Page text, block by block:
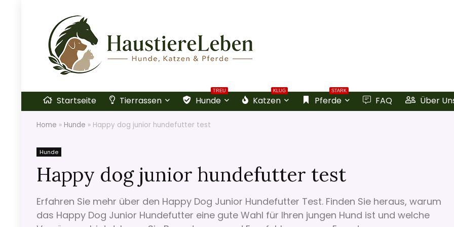
Startseite Tierrassen
TREU
Hunde
KLUG
Katzen
STARK
Pferde FAQ Über
Home » Hunde » Happy dog junior hundefutter test
Hunde
Happy dog junior hundefutter test
Erfahren Sie mehr über den Happy Dog Junior Hundefutter Test. Finden Sie heraus, warum
das Happy Dog Junior Hundefutter eine gute Wahl für Ihren jungen Hund ist und welche